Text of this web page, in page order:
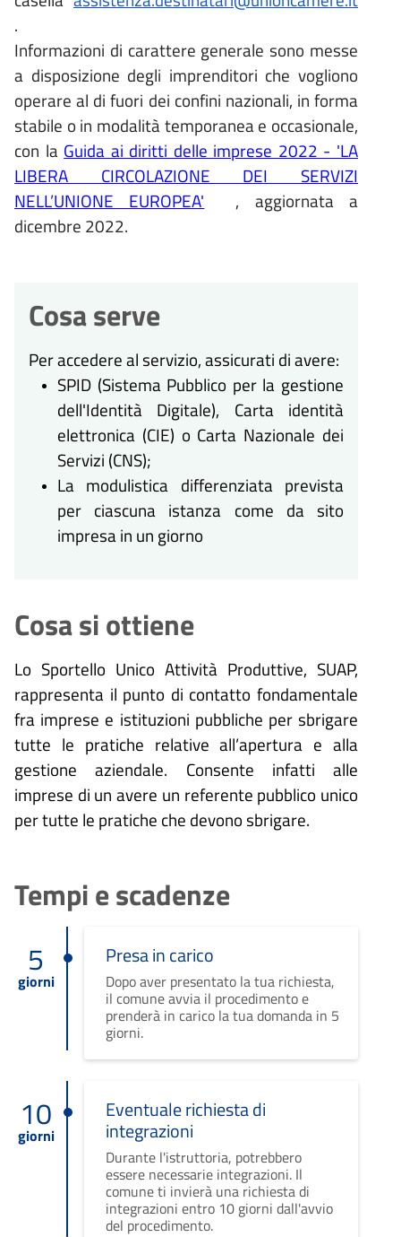
.
Informazioni di carattere generale sono messe
a disposizione degli imprenditori che vogliono
operare al di fuori dei confini nazionali, in forma
stabile o in modalità temporanea e occasionale,
con la Guida ai diritti delle imprese 2022 - 'LA
LIBERA CIRCOLAZIONE DEI SERVIZI
NELL’UNIONE EUROPEA'
, aggiornata a
dicembre 2022.
Cosa serve
Per accedere al servizio, assicurati di avere:
SPID (Sistema Pubblico per la gestione
dell'Identità Digitale), Carta identità
elettronica (CIE) o Carta Nazionale dei
Servizi (CNS);
La modulistica differenziata prevista
per ciascuna istanza come da sito
impresa in un giorno
Cosa si ottiene
Lo Sportello Unico Attività Produttive, SUAP,
rappresenta il punto di contatto fondamentale
fra imprese e istituzioni pubbliche per sbrigare
tutte le pratiche relative all’apertura e alla
gestione aziendale. Consente infatti alle
imprese di un avere un referente pubblico unico
per tutte le pratiche che devono sbrigare.
Tempi e scadenze
5
giorni
Presa in carico
Dopo aver presentato la tua richiesta,
il comune avvia il procedimento e
prenderà in carico la tua domanda in 5
giorni.
10
giorni
Eventuale richiesta di
integrazioni
Durante l'istruttoria, potrebbero
essere necessarie integrazioni. Il
comune ti invierà una richiesta di
integrazioni entro 10 giorni dall'avvio
del procedimento.